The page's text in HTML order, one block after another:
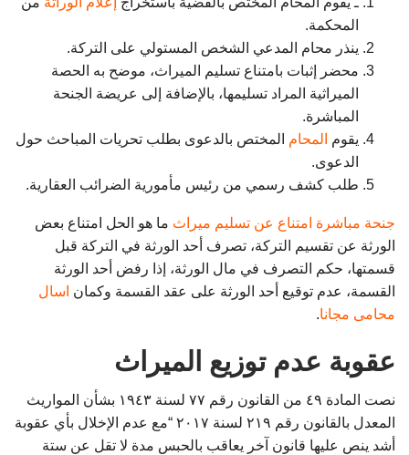
المحكمة.
ينذر محام المدعي الشخص المستولي على التركة.
محضر إثبات بامتناع تسليم الميراث، موضح به الحصة
الميراثية المراد تسليمها، بالإضافة إلى عريضة الجنحة
المباشرة.
يقوم المحام المختص بالدعوى بطلب تحريات المباحث حول
الدعوى.
طلب كشف رسمي من رئيس مأمورية الضرائب العقارية.
جنحة مباشرة امتناع عن تسليم ميراث ما هو الحل امتناع بعض
الورثة عن تقسيم التركة، تصرف أحد الورثة في التركة قبل
قسمتها، حكم التصرف في مال الورثة، إذا رفض أحد الورثة
القسمة، عدم توقيع أحد الورثة على عقد القسمة وكمان اسال
محامى مجانا.
عقوبة عدم توزيع الميراث
نصت المادة ٤٩ من القانون رقم ٧٧ لسنة ١٩٤٣ بشأن المواريث
المعدل بالقانون رقم ٢١٩ لسنة ٢٠١٧ “مع عدم الإخلال بأي عقوبة
أشد ينص عليها قانون آخر يعاقب بالحبس مدة لا تقل عن ستة